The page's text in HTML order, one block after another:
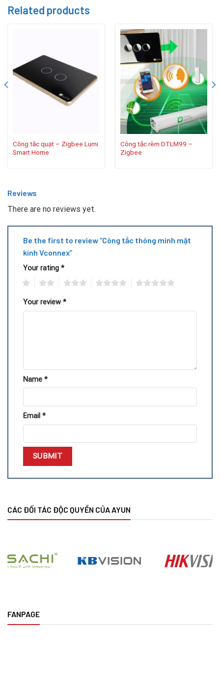
Related products
Công tắc quạt – Zigbee Lumi
Smart Home
Công tắc rèm DTLM99 –
Zigbee
Reviews
There are no reviews yet.
Be the first to review “Công tắc thông minh mặt
kính Vconnex”
Your rating *
Your review *
Name *
Email *
CÁC ĐỐI TÁC ĐỘC QUYỀN CỦA AYUN
FANPAGE